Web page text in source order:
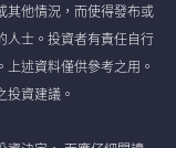
其他情況，而使得發布或
人士。投資者有責任自行
述資料僅供參考之用。
資建議。